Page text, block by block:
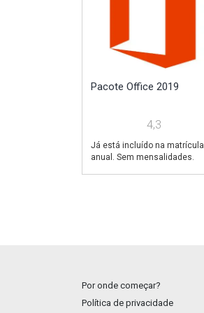
Pacote Office 2019
4,3
Já está incluído na matrícula
anual. Sem mensalidades.
Por onde começar?
Política de privacidade